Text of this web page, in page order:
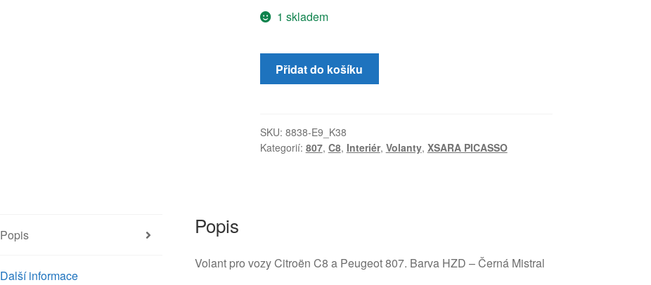
1 skladem
Volant
a
Peugeot
Přidat do košíku
SKU: 8838-E9_K38
Kategorií: 807, C8, Interiér, Volanty, XSARA PICASSO
Popis
Další informace
Popis
Volant pro vozy Citroën C8 a Peugeot 807. Barva HZD – Černá Mistral